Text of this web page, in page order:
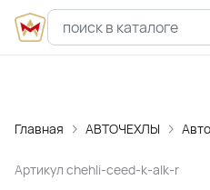
Главная АВТОЧЕХЛЫ
Артикул chehli-ceed-k-alk-r